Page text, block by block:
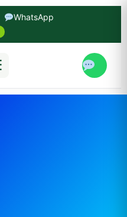
WhatsApp